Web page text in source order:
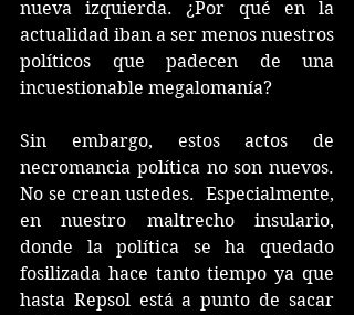
nueva izquierda. ¿Por qué en la
actualidad iban a ser menos nuestros
políticos que padecen de una
incuestionable megalomanía?
Sin embargo, estos actos de
necromancia política no son nuevos.
No se crean ustedes.  Especialmente,
en nuestro maltrecho insulario,
donde la política se ha quedado
fosilizada hace tanto tiempo ya que
hasta Repsol está a punto de sacar